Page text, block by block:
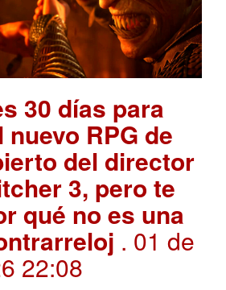
30 días para
RPG de
del director
3, pero te
qué no es una
. 01 de
22:08